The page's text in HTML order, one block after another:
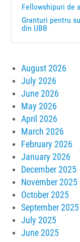
Fellowshipuri de
Granturi pentru
din UBB
August 2026
July 2026
June 2026
May 2026
April 2026
March 2026
February 2026
January 2026
December 2025
November 2025
October 2025
September 2025
July 2025
June 2025